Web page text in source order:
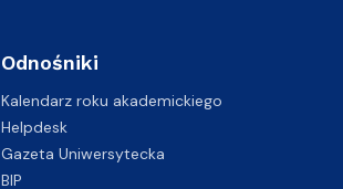
Odnośniki
Kalendarz roku akademickiego
Helpdesk
Gazeta Uniwersytecka
BIP